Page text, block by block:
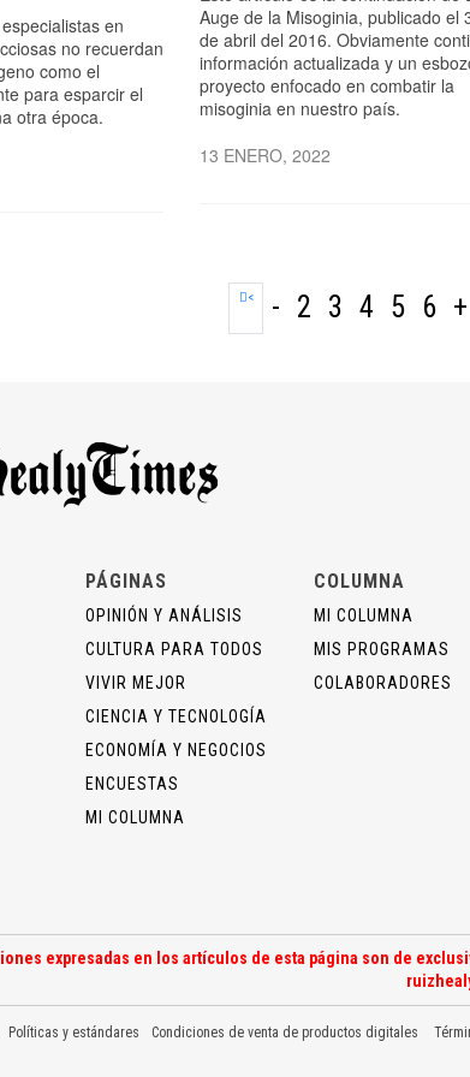
en
no recuerdan
como el
para esparcir el
otra época.
Auge de la Misoginia, publicado el
de abril del 2016. Obviamente
información actualizada y un
proyecto enfocado en combatir la
misoginia en nuestro país.
13 ENERO, 2022
< - 2 3 4 5 6 +
PÁGINAS
OPINIÓN Y ANÁLISIS
CULTURA PARA TODOS
VIVIR MEJOR
CIENCIA Y TECNOLOGÍA
ECONOMÍA Y NEGOCIOS
ENCUESTAS
MI COLUMNA
COLUMNA
MI COLUMNA
MIS PROGRAMAS
COLABORADORES
expresadas en los artículos de esta página son de
Políticas y estándares Condiciones de venta de productos digitales